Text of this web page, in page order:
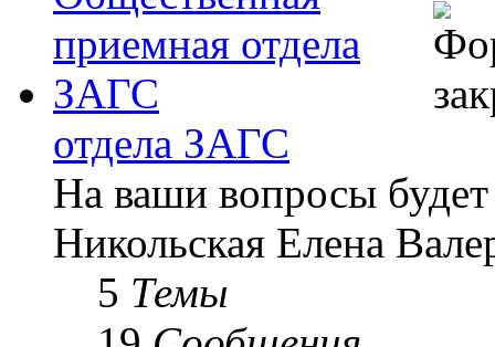
отдела ЗАГС
На ваши вопросы
Никольская Елена
5 Темы